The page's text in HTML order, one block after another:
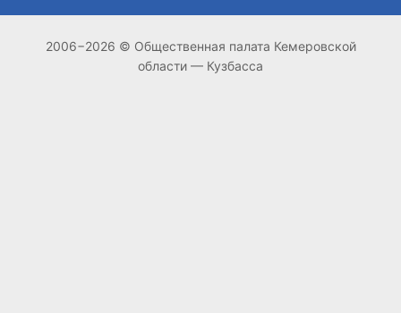
2006−2026 © Общественная палата Кемеровской
области — Кузбасса